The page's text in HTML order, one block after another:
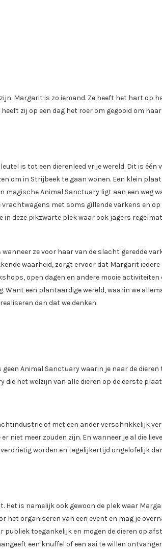
Margarit is zo iemand. Ze heeft het hart op
zij op een dag het roer om gegooid om haar
is tot een dierenleed vrije wereld. Dit is één
om in Strijbeek te gaan wonen. Een klein
Animal Sanctuary ligt aan een weg
met soms gillende varkens en op
deze pikzwarte plek waar ook jagers
ze voor haar van de slacht geredde
waarheid, zorgt ervoor dat Margarit iedere
open dagen en andere mooie activiteiten
een plantaardige wereld, waarin we
dan dat we denken.
Animal Sanctuary waarin je naar de
die het welzijn van alle dieren op de eerste
of met een ander verschrikkelijk
niet meer zouden zijn. En wanneer je al die
worden en tegelijkertijd ongelofelijk
Het is namelijk ook gewoon de plek waar
het organiseren van een event en mag je
publiek toegankelijk en mogen de dieren op
een knuffel of een aai te willen